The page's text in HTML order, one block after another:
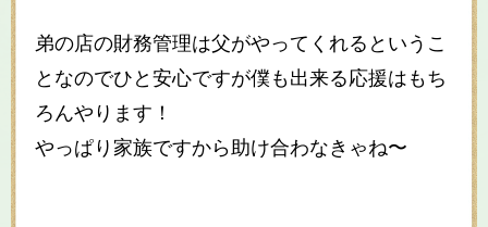
弟の店の財務管理は父がやってくれるというこ
となのでひと安心ですが僕も出来る応援はもち
ろんやります！
やっぱり家族ですから助け合わなきゃね〜